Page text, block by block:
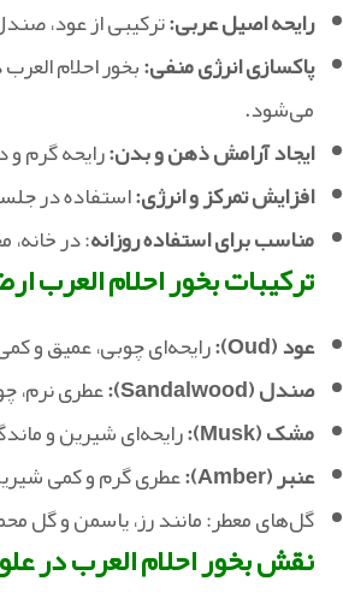
رایحه اصیل عربی:ترکیبی از عود،
پاکسازی انرژی منفی:بخور احلام
می‌شود.
ایجاد آرامش ذهن و بدن:رایحه گرم
افزایش تمرکز و انرژی:استفاده در
مناسب برای استفاده روزانه: در
ترکیبات بخور احلام العرب
عود (Oud):
رایحه‌ای چوبی، عمیق و
صندل (Sandalwood):
عطری نرم،
مشک (Musk):
رایحه‌ای شیرین و
عنبر (Amber):
عطری گرم و کمی
گل‌های معطر: مانند رز، یاسمن و گل
نقش بخور احلام العرب در